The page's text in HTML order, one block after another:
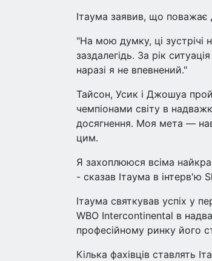
Ітаума заявив, що поважає
"На мою думку, ці зустрічі
заздалегідь. За рік
наразі я не впевнений."
Тайсон, Усик і Джошуа
чемпіонами світу в
досягнення. Моя мета —
цим.
Я захоплююся всіма
- сказав Ітаума в інтерв'ю
Ітаума святкував успіх у
WBO Intercontinental в
професійному ринку його
Кілька фахівців ставлять